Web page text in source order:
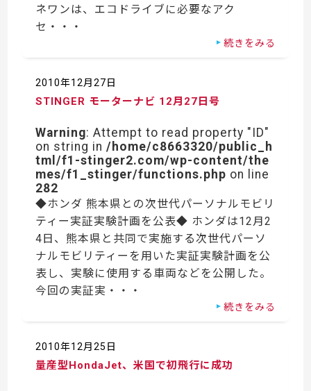
ネワンは、エコドライブに必要なアク
セ・・・
続きをみる
2010年12月27日
STINGER モーターナビ 12月27日号
Warning: Attempt to read property "ID"
on string in/home/c8663320/public_h
tml/f1-stinger2.com/wp-content/the
mes/f1_stinger/functions.php on line
282
◆ホンダ 熊本県との次世代パーソナルモビリ
ティー実証実験計画を公表◆ ホンダは12月2
4日、熊本県と共同で実施する次世代パーソ
ナルモビリティーを用いた実証実験計画を公
表し、実験に使用する車両などを公開した。
今回の実証実・・・
続きをみる
2010年12月25日
量産型HondaJet、米国で初飛行に成功